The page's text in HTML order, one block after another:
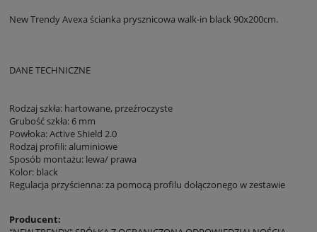
New Trendy Avexa ścianka prysznicowa walk-in black 90x200cm.
DANE TECHNICZNE
Rodzaj szkła: hartowane, przeźroczyste
Grubość szkła: 6 mm
Powłoka: Active Shield 2.0
Rodzaj profili: aluminiowe
Sposób montażu: lewa/ prawa
Kolor: black
Regulacja przyścienna: za pomocą profilu dołączonego w zestawie
Producent: